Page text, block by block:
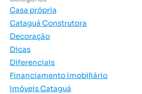
Casa própria
Cataguá Construtora
Decoração
Dicas
Diferenciais
Financiamento Imobiliário
Imóveis Cataguá